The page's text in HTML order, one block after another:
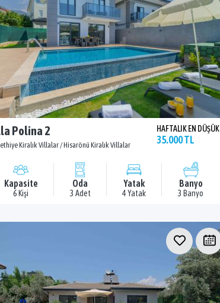
Polina 2
Kiralık Villalar / Hisarönü Kiralık Villalar
HAFTALIK EN DÜŞÜK
35.000 TL
Kapasite
6 Kişi
Oda
3 Adet
Yatak
4 Yatak
Banyo
3 Banyo